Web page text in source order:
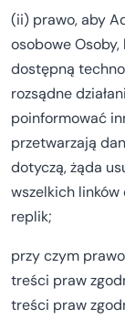
(ii) prawo, aby
osobowe
dostępną
rozsądne
poinformować
przetwarzają
dotyczą, żąda
wszelkich linków
replik;
przy czym
treści praw
treści praw